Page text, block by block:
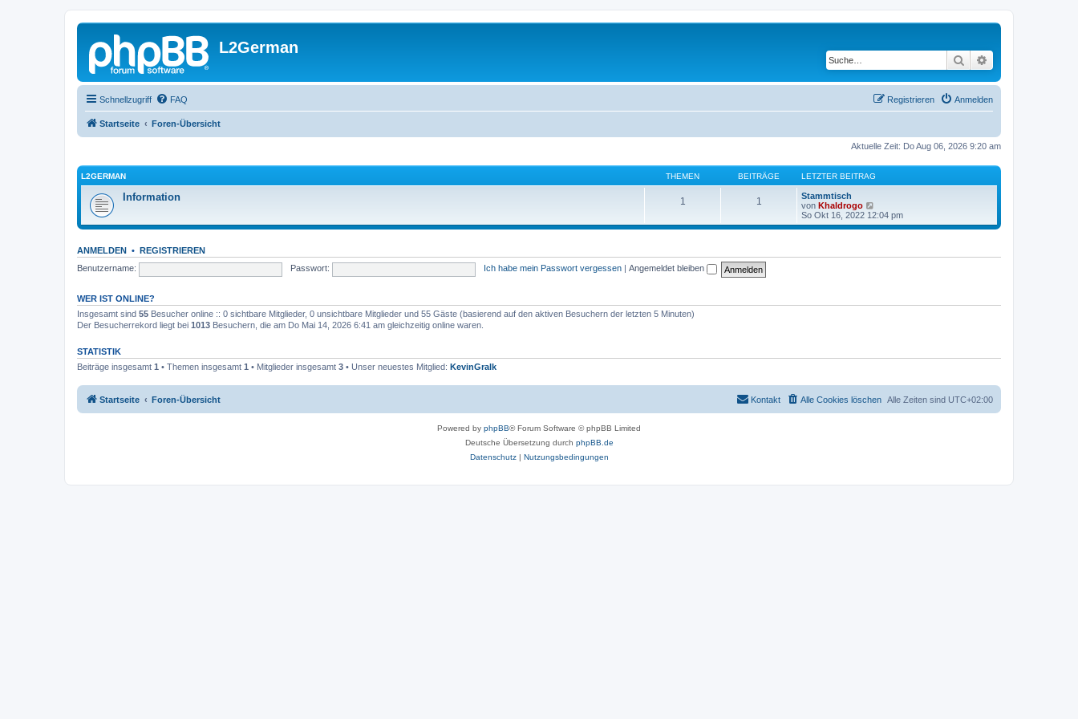
L2German
Suche
Schnellzugriff FAQ Anmelden
Registrieren
Startseite Foren-Übersicht
Aktuelle Zeit: Do Aug 06, 2026 9:20 am
L2GERMAN THEMEN BEITRÄGE LETZTER BEITRAG
Information 1 1
Stammtisch
von Khaldrogo
e
u
So Okt 16, 2022 12:04 pm
ANMELDEN • REGISTRIEREN
Benutzername:
Passwort: Ich habe mein Passwort vergessen Angemeldet bleiben
WER IST ONLINE?
Insgesamt sind 55 Besucher online :: 0 sichtbare Mitglieder, 0 unsichtbare Mitglieder und 55 Gäste (basierend auf den aktiven Besuchern der letzten 5 Minuten)
Der Besucherrekord liegt bei 1013 Besuchern, die am Do Mai 14, 2026 6:41 am gleichzeitig online waren.
STATISTIK
Beiträge insgesamt 1 • Themen insgesamt 1 • Mitglieder insgesamt 3 • Unser neuestes Mitglied: KevinGralk
Startseite Foren-Übersicht Alle Zeiten sind UTC+02:00
Alle Cookies löschen
Kontakt
Powered by phpBB® Forum Software © phpBB Limited
Deutsche Übersetzung durch phpBB.de
Datenschutz| Nutzungsbedingungen